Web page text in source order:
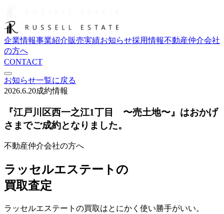
企業情報事業紹介販売実績お知らせ採用情報不動産仲介会社
の方へ
CONTACT
お知らせ一覧に戻る
2026.6.20成約情報
『江戸川区西一之江1丁目 〜売土地〜』はおかげ
さまでご成約となりました。
不動産仲介会社の方へ
ラッセルエステートの
買取査定
ラッセルエステートの買取はとにかく使い勝手がいい。